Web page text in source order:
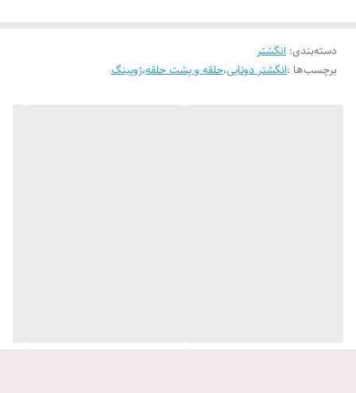
دسته‌بندی: انگشتر
برچسب‌ها :انگشتر دوتایی،حلقه و پشت حلقه،ژوپینگ